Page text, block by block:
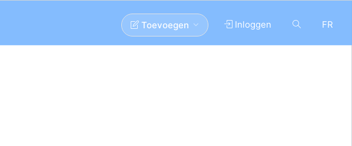
FR
Inloggen
Toevoegen